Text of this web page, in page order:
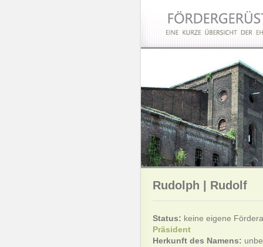
Rudolph | Rudolf
Status: keine eigene
Präsident
Herkunft des Namens: